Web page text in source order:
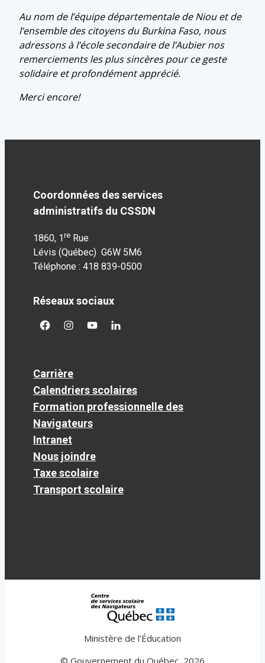
Au nom de l’équipe départementale de Niou et de
l’ensemble des citoyens du Burkina Faso, nous
adressons à l’école secondaire de l’Aubier nos
remerciements les plus sincères pour ce geste
solidaire et profondément apprécié.
Merci encore!
Coordonnées des services
administratifs du CSSDN
1860, 1 re Rue
Lévis (Québec) G6W 5M6
Téléphone : 418 839-0500
Réseaux sociaux
facebookgoogleplus
googleplusgoogleplus
Carrière
Calendriers scolaires
Formation professionnelle des
Navigateurs
Intranet
Nous joindre
Taxe scolaire
Transport scolaire
Ministère de l’Éducation